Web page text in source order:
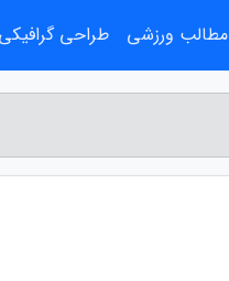
مطالب ورزشی طراحی